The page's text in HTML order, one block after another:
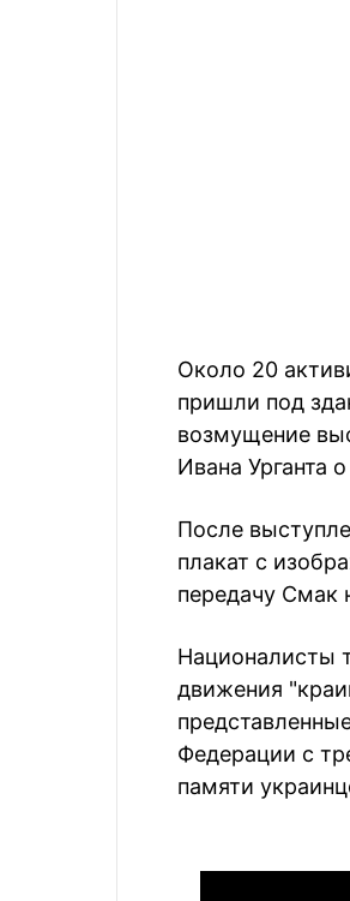
Около 20
пришли под
возмущение
Ивана Урганта
После
плакат с
передачу Смак
Националисты
движения
Федерации с
памяти